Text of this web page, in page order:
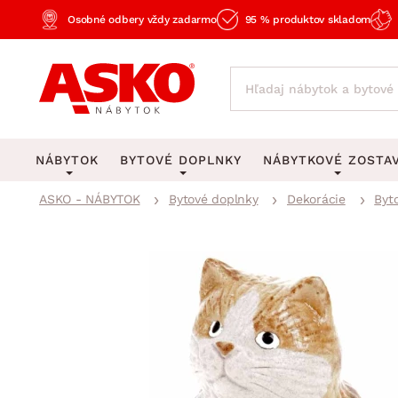
Osobné odbery vždy zadarmo 95 % produktov skladom
NÁBYTOK
Pracovňa a kancelária
BYTOVÉ DOPLNKY
Stropné osvetlenie
Lustre a závesné
Stojacie lampy
Zobrazit vše
NÁBYTKOVÉ
Kancelárske
Kuchynské
Detské zostavy
Predsieňové
ASKO - NÁBYTOK Bytové doplnky Dekorácie